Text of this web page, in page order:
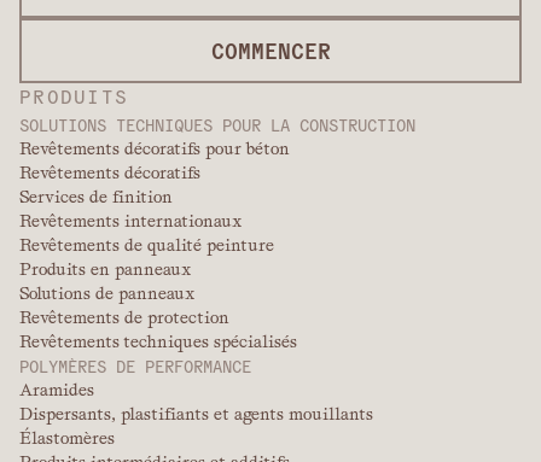
PRODUITS
SOLUTIONS TECHNIQUES POUR LA CONSTRUCTION
Revêtements décoratifs pour béton
Revêtements décoratifs
Services de finition
Revêtements internationaux
Revêtements de qualité peinture
Produits en panneaux
Solutions de panneaux
Revêtements de protection
Revêtements techniques spécialisés
POLYMÈRES DE PERFORMANCE
Aramides
Dispersants, plastifiants et agents mouillants
Élastomères
COMMENCER